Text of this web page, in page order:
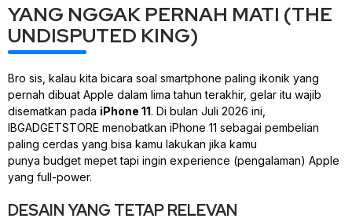
YANG NGGAK PERNAH MATI (THE
UNDISPUTED KING)
Bro sis, kalau kita bicara soal smartphone paling ikonik yang
pernah dibuat Apple dalam lima tahun terakhir, gelar itu wajib
disematkan pada iPhone 11. Di bulan Juli 2026 ini,
IBGADGETSTORE menobatkan iPhone 11 sebagai pembelian
paling cerdas yang bisa kamu lakukan jika kamu
punya budget mepet tapi ingin experience (pengalaman) Apple
yang full-power.
DESAIN YANG TETAP RELEVAN